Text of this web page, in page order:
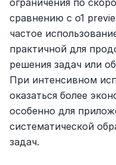
ограничения по
сравнению с o1
частое
практичной для
решения задач или
При интенсивном
оказаться более
особенно для
систематической
задач.